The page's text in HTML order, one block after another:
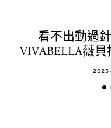
看不出動過
VIVABELLA薇